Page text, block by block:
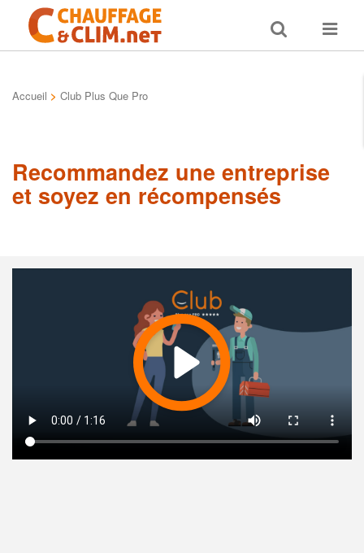
Toggle
search
Toggle
Accueil > Club Plus Que Pro
Recommandez une entreprise
et soyez en récompensés